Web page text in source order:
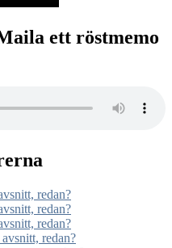
ett röstmemo
redan?
redan?
redan?
redan?